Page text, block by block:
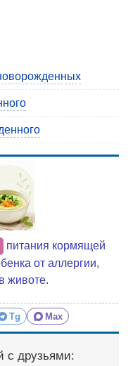
питания кормящей
от аллергии,
животе.
Tg Max
с друзьями: